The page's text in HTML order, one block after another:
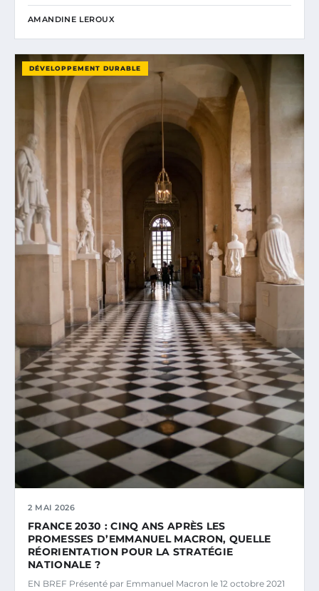
AMANDINE LEROUX
DÉVELOPPEMENT DURABLE
2 MAI 2026
FRANCE 2030 : CINQ ANS APRÈS LES
PROMESSES D’EMMANUEL MACRON, QUELLE
RÉORIENTATION POUR LA STRATÉGIE
NATIONALE ?
EN BREF Présenté par Emmanuel Macron le 12 octobre 2021